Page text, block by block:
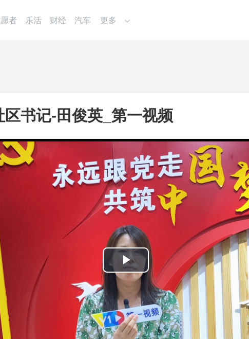
者 乐活 财经 汽车 更多
区书记-田俊英_第一视频
Play
Video